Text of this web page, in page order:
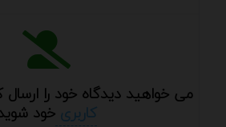
می خواهید دیدگاه خود را ارسال
کاربریخود